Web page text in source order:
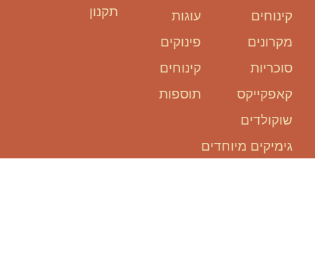
תקנון
קינוחים
מקרונים
סוכריות
קאפקייקס
שוקולדים
גימיקים מיוחדים
עוגות
פינוקים
קינוחים
תוספות